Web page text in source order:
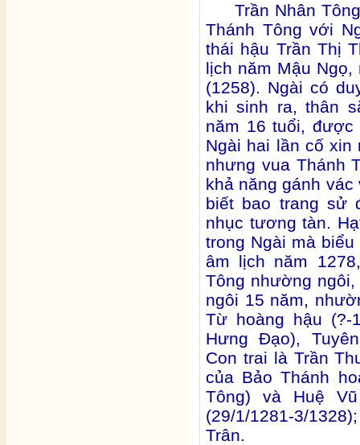
Trần Nhân
Thánh Tông với
thái hậu Trần Thị
lịch năm Mậu
(1258). Ngài có
khi sinh ra, thân
năm 16 tuổi,
Ngài hai lần cố
nhưng vua Thánh
khả năng gánh
biết bao trang sử
nhục tương tàn.
trong Ngài mà
âm lịch năm
Tông nhường
ngôi 15 năm,
Từ hoàng hậu (?-
Hưng Đạo),
Con trai là Trần
của Bảo Thánh
Tông) và Huệ
(29/1/1281-3/
Trân.